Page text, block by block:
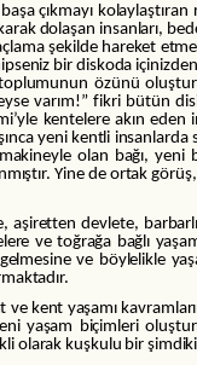
çıkmayı
dolaşan insanları,
şekilde hareket
bir diskoda
özünü
varım!” fikri bütün
kentelere akın
yeni kentli
olan bağı,
Yine de ortak
devlete,
ve toğrağa bağlı
ve böylelikle
ve kent yaşamı
yaşam biçimleri
olarak kuşkulu bir